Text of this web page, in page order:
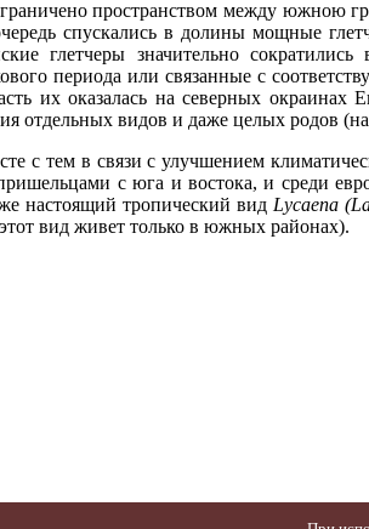
пространством между южною
спускались в долины мощные
глетчеры значительно
периода или связанные с
их оказалась на северных
отдельных видов и даже целых родов
с тем в связи с улучшением
с юга и востока, и среди
настоящий тропический вид Lycaena
вид живет только в южных районах).